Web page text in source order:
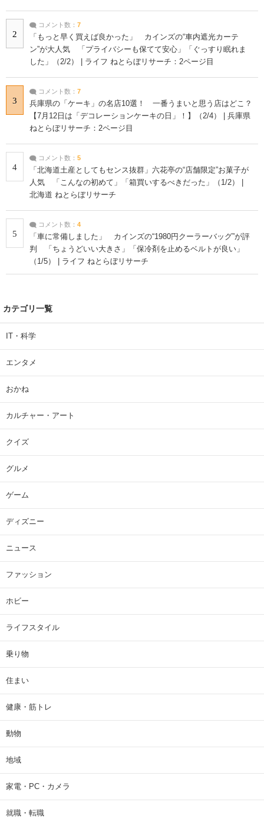
2
コメント数： 7
「もっと早く買えば良かった」 カインズの“車内遮光カーテ
ン”が大人気 「プライバシーも保てて安心」「ぐっすり眠れま
した」（2/2） | ライフ ねとらぼリサーチ：2ページ目
3
コメント数： 7
兵庫県の「ケーキ」の名店10選！ 一番うまいと思う店はどこ？
【7月12日は「デコレーションケーキの日」！】（2/4） | 兵庫県
ねとらぼリサーチ：2ページ目
4
コメント数： 5
「北海道土産としてもセンス抜群」六花亭の“店舗限定”お菓子が
人気 「こんなの初めて」「箱買いするべきだった」（1/2） |
北海道 ねとらぼリサーチ
5
コメント数： 4
「車に常備しました」 カインズの“1980円クーラーバッグ”が評
判 「ちょうどいい大きさ」「保冷剤を止めるベルトが良い」
（1/5） | ライフ ねとらぼリサーチ
カテゴリ一覧
IT・科学
エンタメ
おかね
カルチャー・アート
クイズ
グルメ
ゲーム
ディズニー
ニュース
ファッション
ホビー
ライフスタイル
乗り物
住まい
健康・筋トレ
動物
地域
家電・PC・カメラ
就職・転職